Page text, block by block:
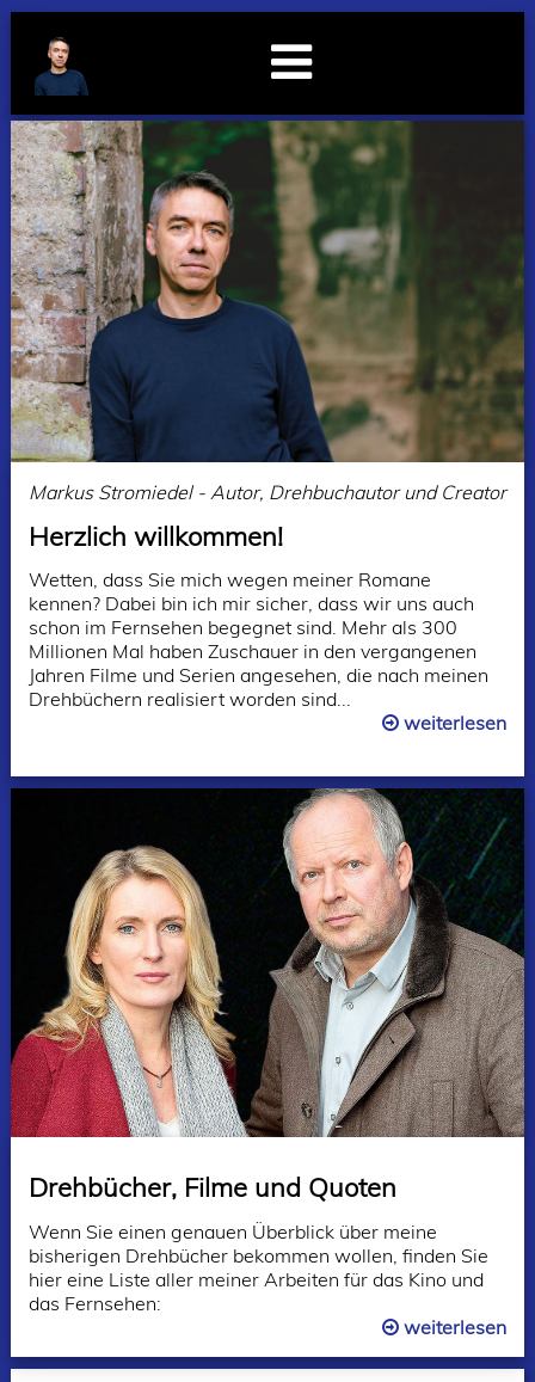
Markus Stromiedel - Autor, Drehbuchautor und Creator
Herzlich willkommen!
Wetten, dass Sie mich wegen meiner Romane
kennen? Dabei bin ich mir sicher, dass wir uns auch
schon im Fernsehen begegnet sind. Mehr als 300
Millionen Mal haben Zuschauer in den vergangenen
Jahren Filme und Serien angesehen, die nach meinen
Drehbüchern realisiert worden sind...
weiterlesen
Drehbücher, Filme und Quoten
Wenn Sie einen genauen Überblick über meine
bisherigen Drehbücher bekommen wollen, finden Sie
hier eine Liste aller meiner Arbeiten für das Kino und
das Fernsehen:
weiterlesen